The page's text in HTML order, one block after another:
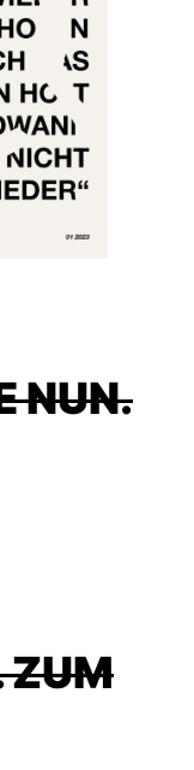
NUN.
ZUM